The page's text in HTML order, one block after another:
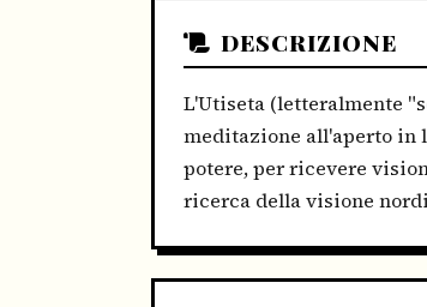
DESCRIZIONE
L'Utiseta (letteralmente
meditazione all'aperto in
potere, per ricevere
ricerca della visione